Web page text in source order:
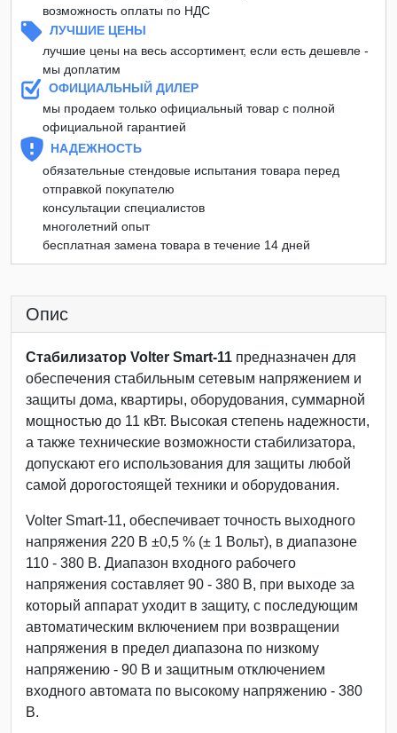
возможность оплаты по НДС
ЛУЧШИЕ ЦЕНЫ
лучшие цены на весь ассортимент, если есть дешевле -
мы доплатим
ОФИЦИАЛЬНЫЙ ДИЛЕР
мы продаем только официальный товар с полной
официальной гарантией
НАДЕЖНОСТЬ
обязательные стендовые испытания товара перед
отправкой покупателю
консультации специалистов
многолетний опыт
бесплатная замена товара в течение 14 дней
Опис
Стабилизатор Volter Smart-11 предназначен для
обеспечения стабильным сетевым напряжением и
защиты дома, квартиры, оборудования, суммарной
мощностью до 11 кВт. Высокая степень надежности,
а также технические возможности стабилизатора,
допускают его использования для защиты любой
самой дорогостоящей техники и оборудования.
Volter Smart-11, обеспечивает точность выходного
напряжения 220 В ±0,5 % (± 1 Вольт), в диапазоне
110 - 380 В. Диапазон входного рабочего
напряжения составляет 90 - 380 В, при выходе за
который аппарат уходит в защиту, с последующим
автоматическим включением при возвращении
напряжения в предел диапазона по низкому
напряжению - 90 В и защитным отключением
входного автомата по высокому напряжению - 380
В.